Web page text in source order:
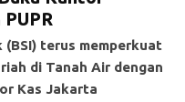
(BSI) terus memperkuat
di Tanah Air dengan
Kas Jakarta